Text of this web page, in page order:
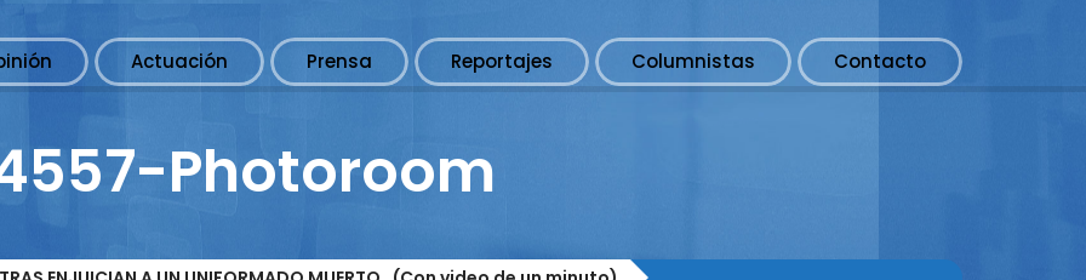
Actuación Prensa Reportajes Columnistas Contacto
Photoroom